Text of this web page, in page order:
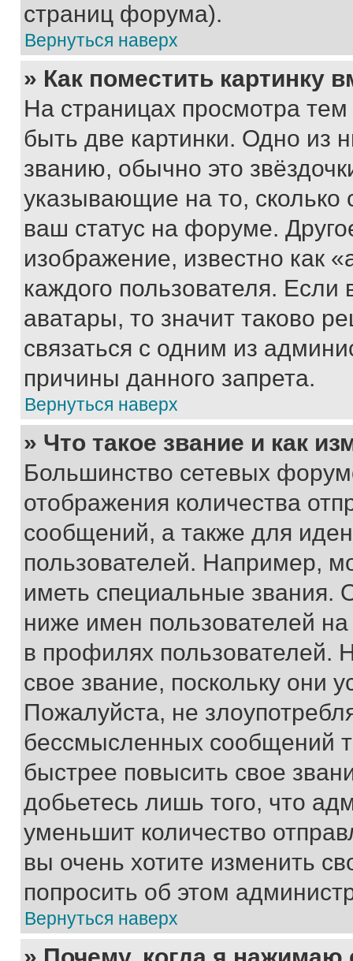
страниц форума).
Вернуться наверх
» Как поместить картинку
На страницах просмотра
быть две картинки. Одно из
званию, обычно это
указывающие на то,
ваш статус на форуме.
изображение, известно как
каждого пользователя.
аватары, то значит таково
связаться с одним из
причины данного запрета.
Вернуться наверх
» Что такое звание и как
Большинство сетевых
отображения количества
сообщений, а также для
пользователей. Например,
иметь специальные звания.
ниже имен пользователей
в профилях
свое звание, поскольку они
Пожалуйста, не
бессмысленных сообщений
быстрее повысить свое
добьетесь лишь того, что
уменьшит количество
вы очень хотите изменить
попросить об этом
Вернуться наверх